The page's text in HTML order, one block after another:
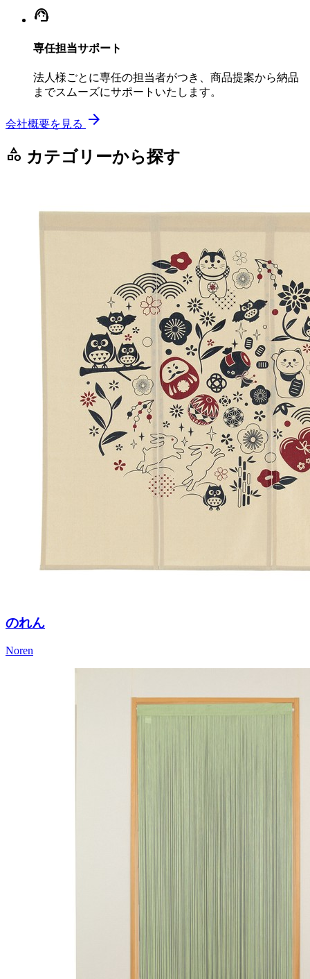
support_agent
専任担当サポート
法人様ごとに専任の担当者がつき、商品提案から納品
までスムーズにサポートいたします。
会社概要を見る arrow_forward
category カテゴリーから探す
のれん
Noren